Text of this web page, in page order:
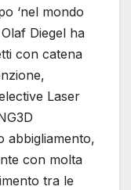
‘nel mondo
Diegel ha
con catena
Laser
abbigliamento,
con molta
tra le